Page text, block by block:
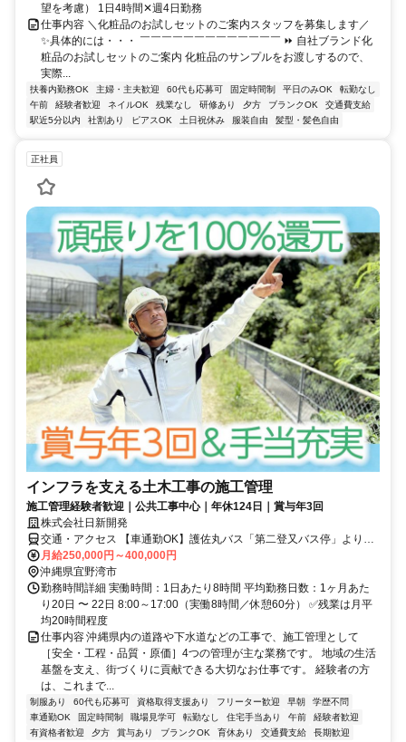
望を考慮） 1日4時間✕週4日勤務
仕事内容 ＼化粧品のお試しセットのご案内スタッフを募集します／
✨具体的には・・・ ￣￣￣￣￣￣￣￣￣￣￣￣￣ ⏩ 自社ブランド化
粧品のお試しセットのご案内 化粧品のサンプルをお渡しするので、
実際...
扶養内勤務OK 主婦・主夫歓迎 60代も応募可 固定時間制 平日のみOK
転勤なし
午前
経験者歓迎 ネイルOK 残業なし 研修あり 夕方 ブランクOK
交通費支給
駅近5分以内
社割あり ピアスOK 土日祝休み 服装自由 髪型・髪色自由
正社員
インフラを支える土木工事の施工管理
施工管理経験者歓迎｜公共工事中心｜年休124日｜賞与年3回
株式会社日新開発
交通・アクセス 【車通勤OK】護佐丸バス「第二登又バス停」より徒
歩3分
月給250,000円～400,000円
沖縄県宜野湾市
勤務時間詳細 実働時間：1日あたり8時間 平均勤務日数：1ヶ月あた
り20日 〜 22日 8:00～17:00（実働8時間／休憩60分） ✅残業は月平
均20時間程度
仕事内容 沖縄県内の道路や下水道などの工事で、施工管理として
［安全・工程・品質・原価］4つの管理が主な業務です。 地域の生活
基盤を支え、街づくりに貢献できる大切なお仕事です。 経験者の方
は、これまで...
制服あり 60代も応募可 資格取得支援あり フリーター歓迎 早朝
学歴不問
車通勤OK
固定時間制 職場見学可 転勤なし 住宅手当あり 午前
経験者歓迎
有資格者歓迎
夕方 賞与あり ブランクOK 育休あり 交通費支給 長期歓迎